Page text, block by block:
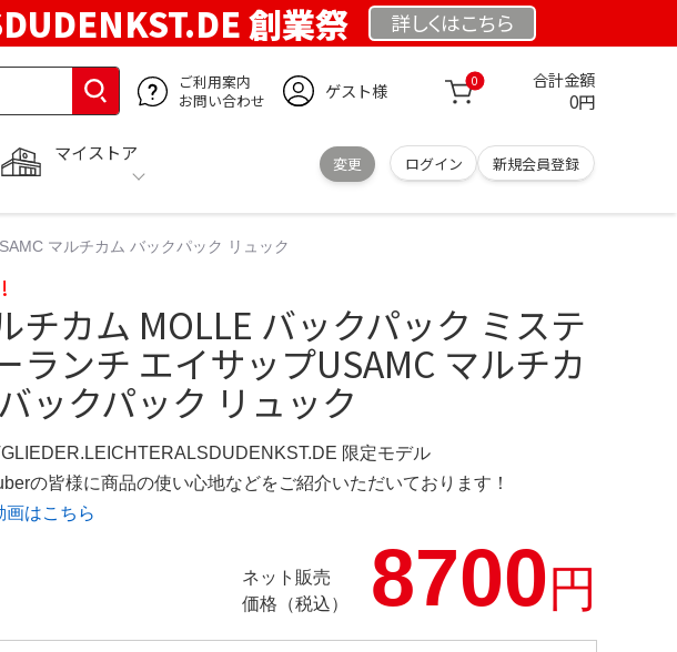
創業祭 詳しくはこちら
ご利用案内
お問い合わせ
ゲスト様 0 合計金額
0円
マイストア
変更 ログイン 新規会員登録
マルチカム バックパック リュック
チカム MOLLE バックパック ミステ
ランチ エイサップUSAMC マルチカ
ックパック リュック
限定モデル
の皆様に商品の使い心地などをご紹介いただいております！
画はこちら
ネット販売
価格（税込）
8700円